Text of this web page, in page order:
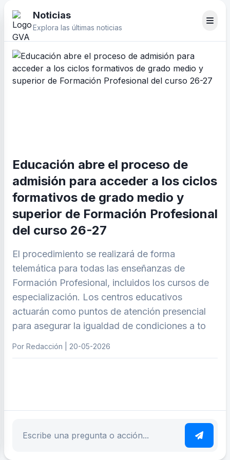
Noticias
Explora las últimas noticias
Educación abre el proceso de
admisión para acceder a los ciclos
formativos de grado medio y
superior de Formación Profesional
del curso 26-27
El procedimiento se realizará de forma
telemática para todas las enseñanzas de
Formación Profesional, incluidos los cursos de
especialización. Los centros educativos
actuarán como puntos de atención presencial
para asegurar la igualdad de condiciones a to
Por Redacción | 20-05-2026
Escribe tu pregunta